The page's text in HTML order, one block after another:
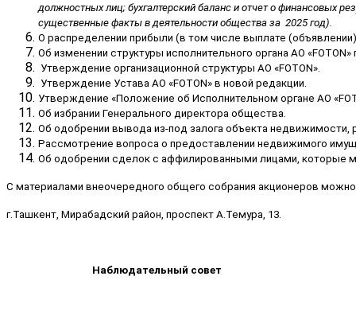
должностных лиц; бухгалтерский баланс и отчет о финансовых
существенные факты в деятельности общества за 2025год).
О распределении прибыли (в том числе выплате
Об изменении структуры исполнительного органа АО
Утверждение организационной структуры АО «FOTON».
Утверждение Устава АО «FOTON» в новой редакции.
Утверждение «Положение об Исполнительном органе АО
Об избрании Генерального директора общества.
Об одобрении вывода из-под залога объекта недвижимости,
Рассмотрение вопроса о предоставлении недвижимого
Об одобрении сделок с аффилированными лицами, которые
С материалами внеочередного общего собрания акционеров
г.Ташкент, Мирабадский район, проспект А.Темура, 13.
Наблюдательный совет